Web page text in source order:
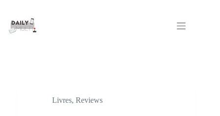
contenu
Livres, Reviews